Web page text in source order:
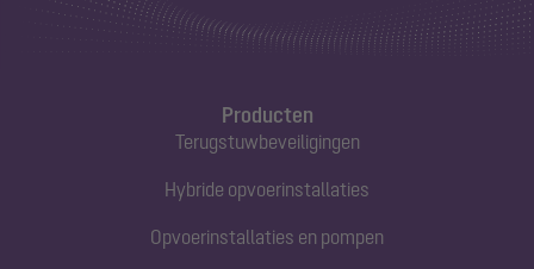
Producten
Terugstuwbeveiligingen
Hybride opvoerinstallaties
Opvoerinstallaties en pompen